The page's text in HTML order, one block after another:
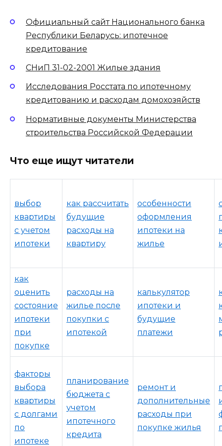
Официальный сайт Национального банка
Республики Беларусь: ипотечное
кредитование
СНиП 31-02-2001 Жилые здания
Исследования Росстата по ипотечному
кредитованию и расходам домохозяйств
Нормативные документы Министерства
строительства Российской Федерации
Что еще ищут читатели
выбор
квартиры
с учетом
ипотеки
как рассчитать
будущие
расходы на
квартиру
особенности
оформления
ипотеки на
жилье
как
оценить
состояние
ипотеки
при
покупке
расходы на
жилье после
покупки с
ипотекой
калькулятор
ипотеки и
будущие
платежи
факторы
выбора
квартиры
с долгами
по
ипотеке
планирование
бюджета с
учетом
ипотечного
кредита
ремонт и
дополнительные
расходы при
покупке жилья